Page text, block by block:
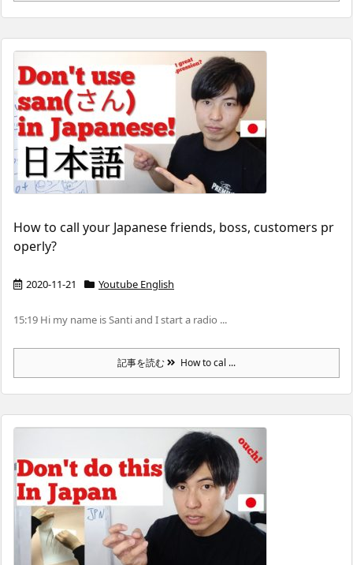
How to call your Japanese friends, boss, customers pr
operly?
2020-11-21 Youtube English
15:19 Hi my name is Santi and I start a radio ...
記事を読む How to cal ...